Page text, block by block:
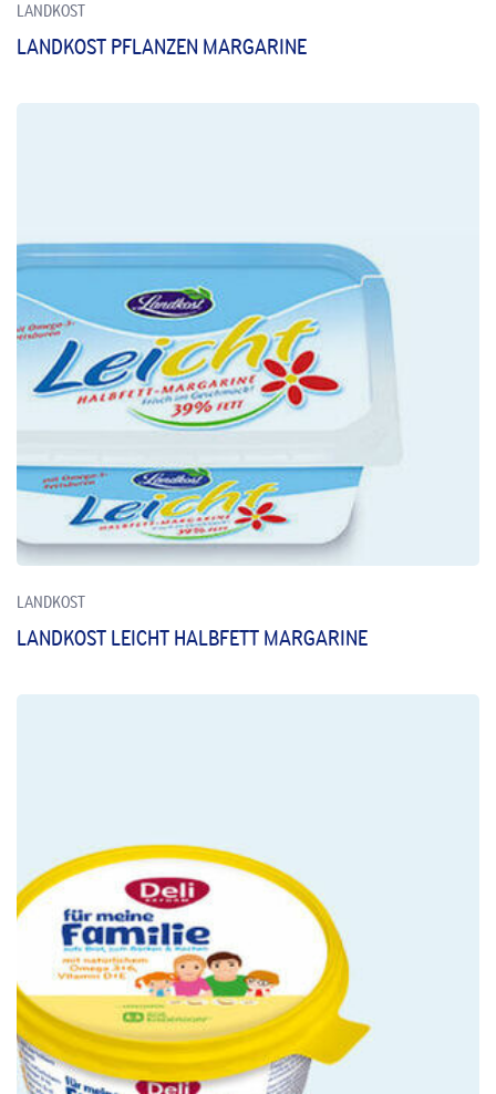
LANDKOST
LANDKOST PFLANZEN MARGARINE
LANDKOST
LANDKOST LEICHT HALBFETT MARGARINE